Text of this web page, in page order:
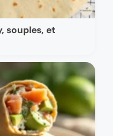
souples, et